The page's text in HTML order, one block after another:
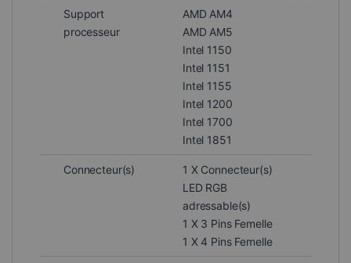
Support
processeur
AMD AM4
AMD AM5
Intel 1150
Intel 1151
Intel 1155
Intel 1200
Intel 1700
Intel 1851
Connecteur(s)
1 X Connecteur(s)
LED RGB
adressable(s)
1 X 3 Pins Femelle
1 X 4 Pins Femelle